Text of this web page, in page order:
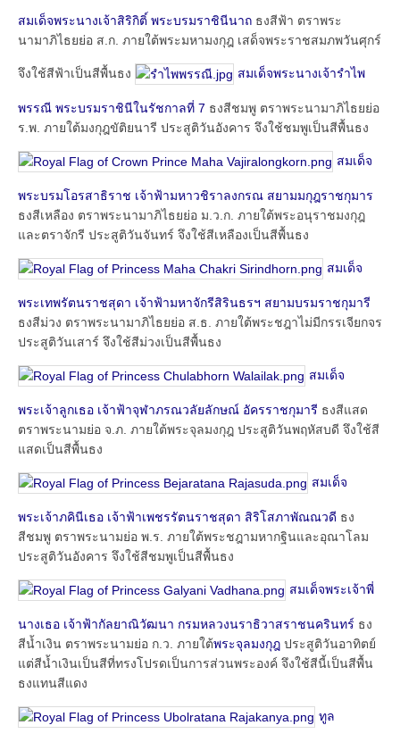
สมเด็จพระนางเจ้าสิริกิติ์ พระบรมราชินีนาถ ธงสีฟ้า ตราพระ
นามาภิไธยย่อ ส.ก. ภายใต้พระมหามงกุฎ เสด็จพระราชสมภพวันศุกร์
จึงใช้สีฟ้าเป็นสีพื้นธง สมเด็จพระนางเจ้ารำไพ
พรรณี พระบรมราชินีในรัชกาลที่ 7 ธงสีชมพู ตราพระนามาภิไธยย่อ
ร.พ. ภายใต้มงกุฎขัติยนารี ประสูติวันอังคาร จึงใช้ชมพูเป็นสีพื้นธง
สมเด็จ
พระบรมโอรสาธิราช เจ้าฟ้ามหาวชิราลงกรณ สยามมกุฎราชกุมาร
ธงสีเหลือง ตราพระนามาภิไธยย่อ ม.ว.ก. ภายใต้พระอนุราชมงกุฎ
และตราจักรี ประสูติวันจันทร์ จึงใช้สีเหลืองเป็นสีพื้นธง
สมเด็จ
พระเทพรัตนราชสุดา เจ้าฟ้ามหาจักรีสิรินธรฯ สยามบรมราชกุมารี
ธงสีม่วง ตราพระนามาภิไธยย่อ ส.ธ. ภายใต้พระชฎาไม่มีกรรเจียกจร
ประสูติวันเสาร์ จึงใช้สีม่วงเป็นสีพื้นธง
สมเด็จ
พระเจ้าลูกเธอ เจ้าฟ้าจุฬาภรณวลัยลักษณ์ อัครราชกุมารี ธงสีแสด
ตราพระนามย่อ จ.ภ. ภายใต้พระจุลมงกุฎ ประสูติวันพฤหัสบดี จึงใช้สี
แสดเป็นสีพื้นธง
สมเด็จ
พระเจ้าภคินีเธอ เจ้าฟ้าเพชรรัตนราชสุดา สิริโสภาพัณณวดี ธง
สีชมพู ตราพระนามย่อ พ.ร. ภายใต้พระชฎามหากฐินและอุณาโลม
ประสูติวันอังคาร จึงใช้สีชมพูเป็นสีพื้นธง
สมเด็จพระเจ้าพี่
นางเธอ เจ้าฟ้ากัลยาณิวัฒนา กรมหลวงนราธิวาสราชนครินทร์ ธง
สีน้ำเงิน ตราพระนามย่อ ก.ว. ภายใต้พระจุลมงกุฎ ประสูติวันอาทิตย์
แต่สีน้ำเงินเป็นสีที่ทรงโปรดเป็นการส่วนพระองค์ จึงใช้สีนี้เป็นสีพื้น
ธงแทนสีแดง
ทูล